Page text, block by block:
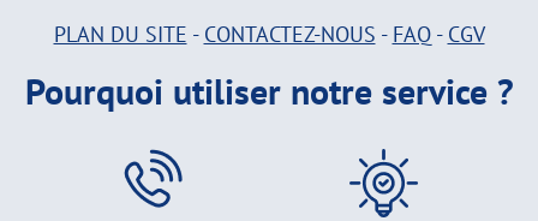
PLAN DU SITE - CONTACTEZ-NOUS - FAQ- CGV
Pourquoi utiliser notre service ?